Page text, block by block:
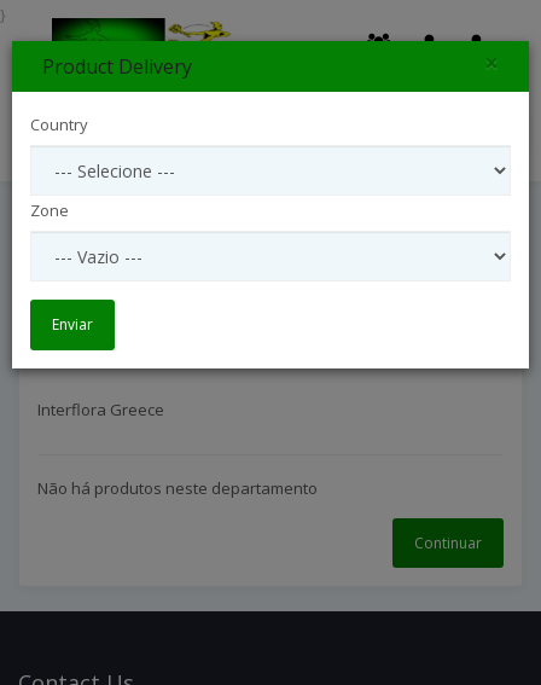
Interflora Greece
Interflora Greece
Não há produtos neste departamento
Continuar
}
Product Delivery ×
Country
Zone
Enviar